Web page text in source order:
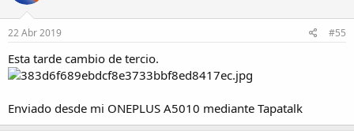
22 Abr 2019 #55
Esta tarde cambio de tercio.
Enviado desde mi ONEPLUS A5010 mediante Tapatalk